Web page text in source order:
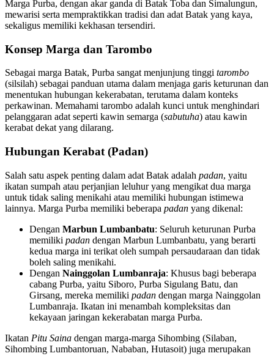
Marga Purba, dengan akar ganda di Batak Toba dan Simalungun,
mewarisi serta mempraktikkan tradisi dan adat Batak yang kaya,
sekaligus memiliki kekhasan tersendiri.
Konsep Marga dan Tarombo
Sebagai marga Batak, Purba sangat menjunjung tinggi tarombo
(silsilah) sebagai panduan utama dalam menjaga garis keturunan dan
menentukan hubungan kekerabatan, terutama dalam konteks
perkawinan. Memahami tarombo adalah kunci untuk menghindari
pelanggaran adat seperti kawin semarga (sabutuha) atau kawin
kerabat dekat yang dilarang.
Hubungan Kerabat (Padan)
Salah satu aspek penting dalam adat Batak adalah padan, yaitu
ikatan sumpah atau perjanjian leluhur yang mengikat dua marga
untuk tidak saling menikahi atau memiliki hubungan istimewa
lainnya. Marga Purba memiliki beberapa padan yang dikenal:
Dengan Marbun Lumbanbatu: Seluruh keturunan Purba
memiliki padan dengan Marbun Lumbanbatu, yang berarti
kedua marga ini terikat oleh sumpah persaudaraan dan tidak
boleh saling menikahi.
Dengan Nainggolan Lumbanraja: Khusus bagi beberapa
cabang Purba, yaitu Siboro, Purba Sigulang Batu, dan
Girsang, mereka memiliki padan dengan marga Nainggolan
Lumbanraja. Ikatan ini menambah kompleksitas dan
kekayaan jaringan kekerabatan marga Purba.
Ikatan Pitu Saina dengan marga-marga Sihombing (Silaban,
Sihombing Lumbantoruan, Nababan, Hutasoit) juga merupakan